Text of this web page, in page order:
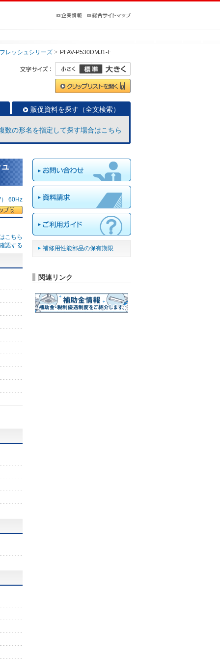
レッシュシリーズ PFAV-P530DMJ1-F
販促資料を探す（全文検索）
数の形名を指定して探す場合はこちら
60Hz
こちら
認する
補修用性能部品の保有期限
関連リンク